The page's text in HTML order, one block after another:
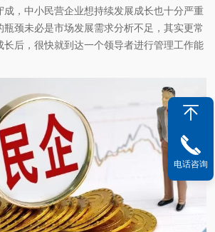
成，中小民营企业想持续发展成长也十分严重
瓶颈未必是市场发展需求分析不足，其实更常
长后，很快就到达一个领导者进行管理工作能
电话咨询